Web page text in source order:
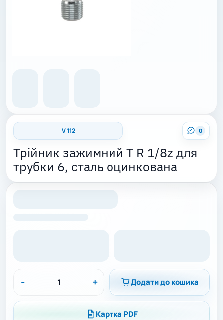
0
V 112
Трійник зажимний T R 1/8z для
трубки 6, сталь оцинкована
- + Додати до кошика
Картка PDF